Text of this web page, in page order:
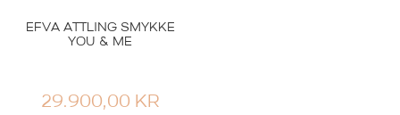
EFVA ATTLING SMYKKE
YOU & ME
29.900,00 KR